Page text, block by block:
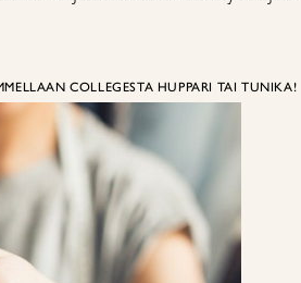
COLLEGESTA HUPPARI TAI TUNIKA!